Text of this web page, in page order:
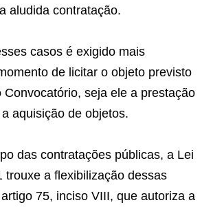
aludida contratação.
casos é exigido mais
de licitar o objeto previsto
Convocatório, seja ele a prestação
aquisição de objetos.
das contratações públicas, a Lei
trouxe a flexibilização dessas
75, inciso VIII, que autoriza a